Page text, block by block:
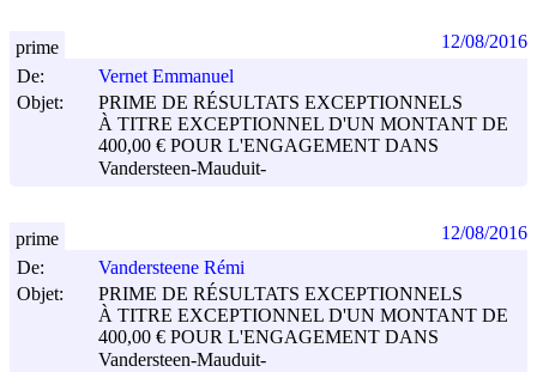
De:
Vernet Emmanuel
Objet:
PRIME DE RÉSULTATS EXCEPTIONNELS
À TITRE EXCEPTIONNEL D'UN MONTANT DE
400,00 € POUR L'ENGAGEMENT DANS
Vandersteen-Mauduit-
prime 12/08/2016
De:
Vandersteene Rémi
Objet:
PRIME DE RÉSULTATS EXCEPTIONNELS
À TITRE EXCEPTIONNEL D'UN MONTANT DE
400,00 € POUR L'ENGAGEMENT DANS
Vandersteen-Mauduit-
prime 12/08/2016